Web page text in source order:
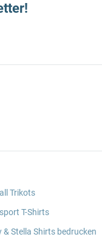
Trikots
T-Shirts
& Stella Shirts bedrucken